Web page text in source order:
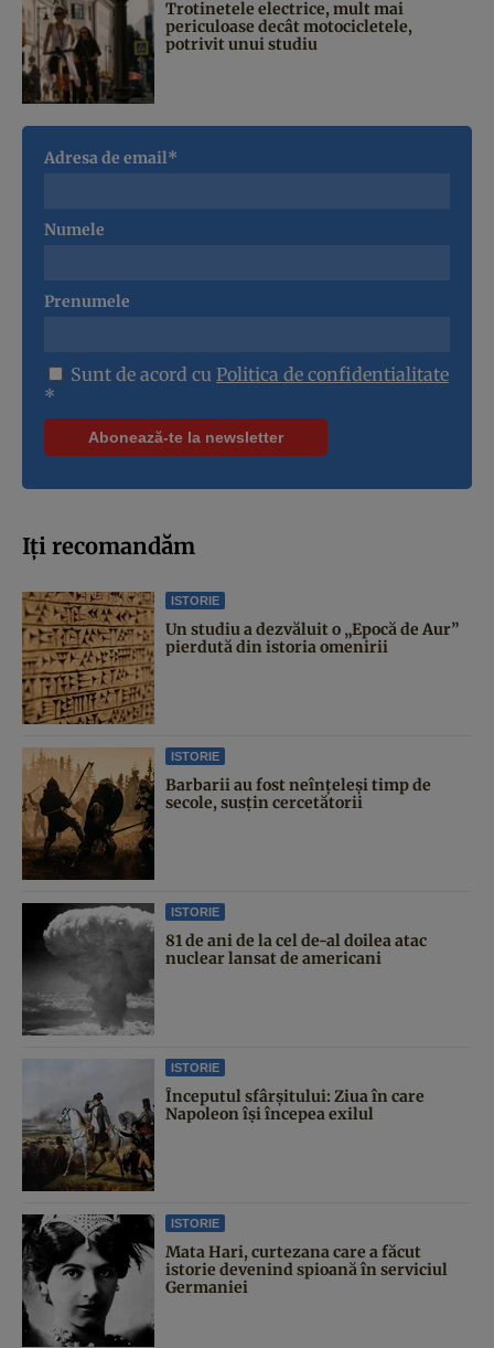
Trotinetele electrice, mult mai
periculoase decât motocicletele,
potrivit unui studiu
Adresa de email*
Numele
Prenumele
Sunt de acord cu Politica de confidentialitate
*
Iți recomandăm
ISTORIE
Un studiu a dezvăluit o „Epocă de Aur”
pierdută din istoria omenirii
ISTORIE
Barbarii au fost neînțeleși timp de
secole, susțin cercetătorii
ISTORIE
81 de ani de la cel de-al doilea atac
nuclear lansat de americani
ISTORIE
Începutul sfârşitului: Ziua în care
Napoleon îşi începea exilul
ISTORIE
Mata Hari, curtezana care a făcut
istorie devenind spioană în serviciul
Germaniei